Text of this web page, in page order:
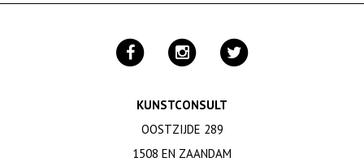
KUNSTCONSULT
OOSTZIJDE 289
1508 EN ZAANDAM